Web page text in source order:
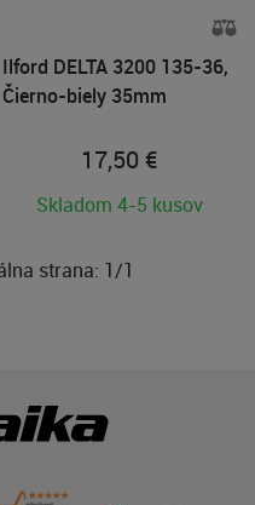
Ilford DELTA 3200 135-36,
Čierno-biely 35mm
17,50 €
Skladom 4-5 kusov
strana: 1/1